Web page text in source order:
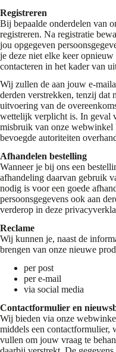
Registreren
Bij bepaalde onderdelen van
registreren. Na registratie
jou opgegeven
je deze niet elke keer
contacteren in het kader van
Wij zullen de aan jouw e-
derden verstrekken, tenzij dat
uitvoering van de
wettelijk verplicht is. In geval
misbruik van onze webwinkel
bevoegde autoriteiten
Afhandelen bestelling
Wanneer je bij ons een
afhandeling daarvan gebruik
nodig is voor een goede
persoonsgegevens ook aan
verderop in deze
Reclame
Wij kunnen je, naast de
brengen van onze nieuwe
per post
per e-mail
via social media
Contactformulier en
Wij bieden via onze
middels een contactformulier,
vullen om jouw vraag te